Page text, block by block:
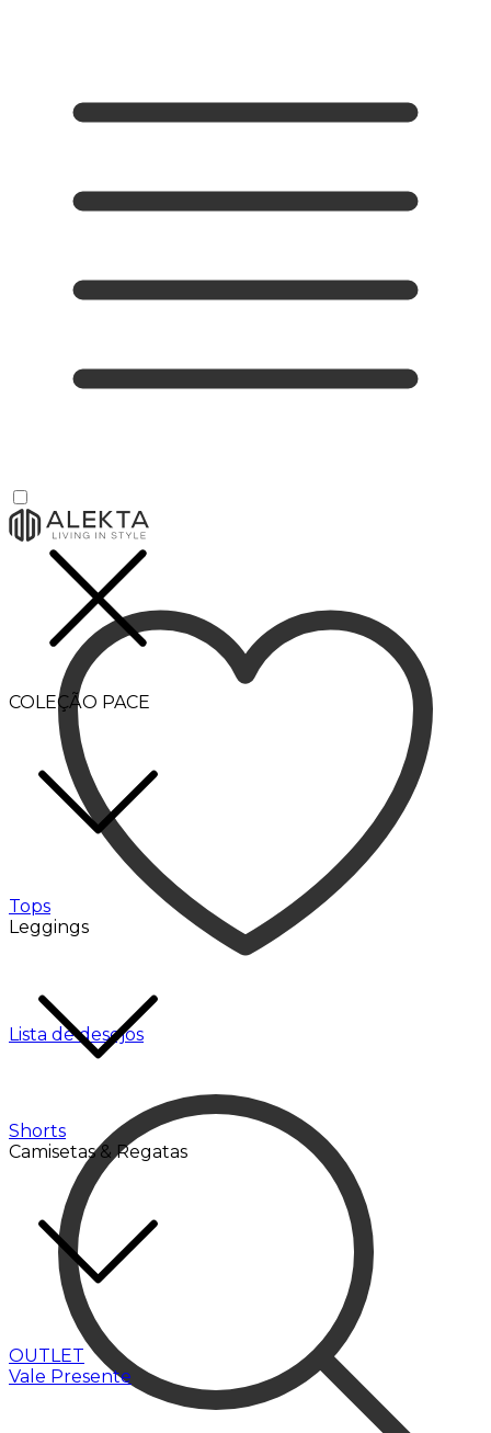
COLEÇÃO PACE
Tops
Leggings
Shorts
Camisetas & Regatas
OUTLET
Vale Presente
Lista de desejos